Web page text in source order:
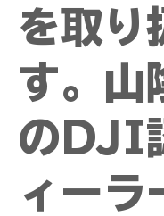
を取り
す。山
のDJI
ィーラ